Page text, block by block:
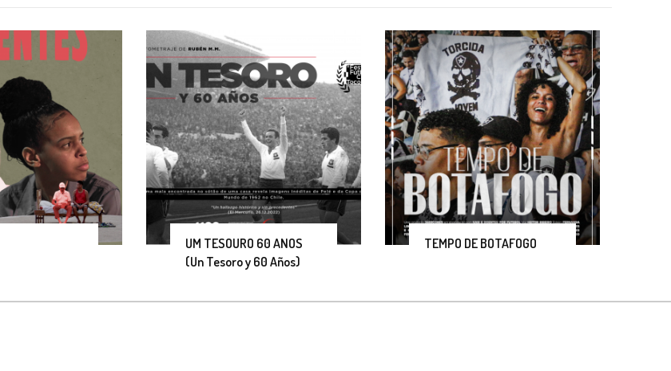
UM TESOURO 60 ANOS
(Un Tesoro y 60 Años)
TEMPO DE BOTAFOGO